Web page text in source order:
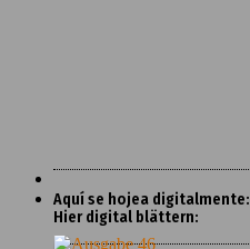
Aquí se hojea digitalmente:
Hier digital blättern: